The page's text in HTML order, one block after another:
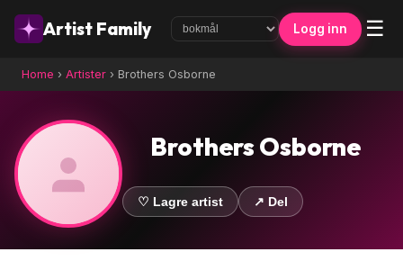
Artist Family Logg inn ☰
Home › Artister › Brothers Osborne
Brothers Osborne
♡ Lagre artist ↗ Del